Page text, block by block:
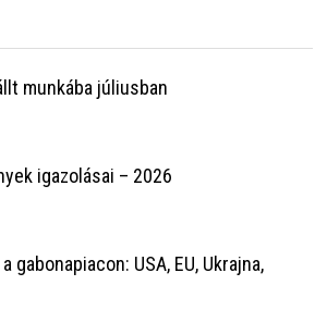
munkába júliusban
igazolásai – 2026
gabonapiacon: USA, EU, Ukrajna,